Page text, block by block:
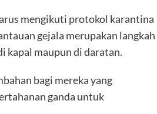
mengikuti protokol karantina
gejala merupakan langkah
kapal maupun di daratan.
bagi mereka yang
ganda untuk